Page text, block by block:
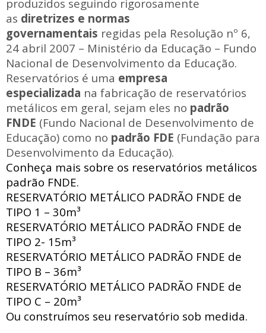
produzidos seguindo rigorosamente
as diretrizes e normas
governamentais regidas pela Resolução nº 6,
24 abril 2007 – Ministério da Educação – Fundo
Nacional de Desenvolvimento da Educação.
Reservatórios é uma empresa
especializada na fabricação de reservatórios
metálicos em geral, sejam eles no padrão
FNDE (Fundo Nacional de Desenvolvimento de
Educação) como no padrão FDE (Fundação para
Desenvolvimento da Educação).
Conheça mais sobre os reservatórios metálicos
padrão FNDE.
RESERVATÓRIO METÁLICO PADRÃO FNDE de
TIPO 1 – 30m³
RESERVATÓRIO METÁLICO PADRÃO FNDE de
TIPO 2- 15m³
RESERVATÓRIO METÁLICO PADRÃO FNDE de
TIPO B – 36m³
RESERVATÓRIO METÁLICO PADRÃO FNDE de
TIPO C – 20m³
Ou construímos seu reservatório sob medida.